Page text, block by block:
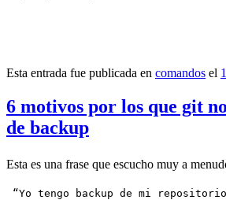
Esta entrada fue publicada en comandos el
6 motivos por los que git
de backup
Esta es una frase que escucho muy a
“Yo tengo backup de mi